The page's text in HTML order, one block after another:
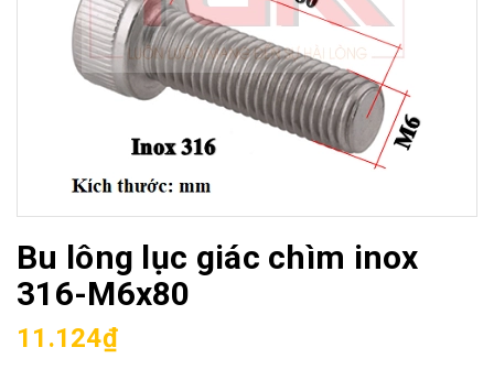
Bu lông lục giác chìm inox
316-M6x80
11.124₫